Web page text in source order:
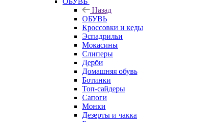
Назад
ОБУВЬ
Кроссовки и кеды
Эспадрильи
Мокасины
Слиперы
Дерби
Домашняя обувь
Ботинки
Топ-сайдеры
Сапоги
Монки
Дезерты и чакка